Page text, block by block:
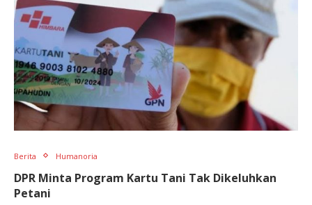
Berita Humanoria
DPR Minta Program Kartu Tani Tak Dikeluhkan
Petani